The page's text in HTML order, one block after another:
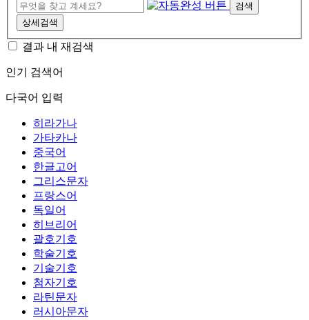
검색
상세검색
결과 내 재검색
인기 검색어
다국어 입력
히라가나
가타카나
중국어
한글고어
그리스문자
프랑스어
독일어
히브리어
괄호기호
학술기호
기술기호
첨자기호
라틴문자
러시아문자